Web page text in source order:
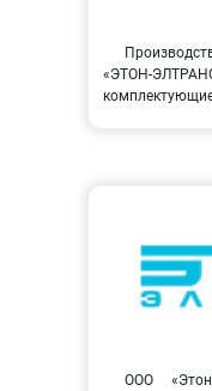
«ЭТОН-
ООО